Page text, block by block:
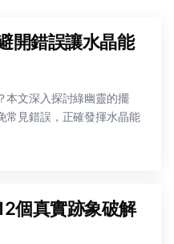
開錯誤讓水晶能
本文深入探討綠幽靈的擺
常見錯誤，正確發揮水晶能
個真實跡象破解